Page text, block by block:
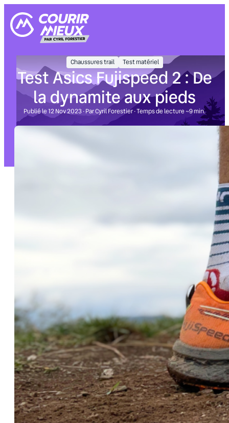
Aller
au
contenu
Chaussures trail Test matériel
Test Asics Fujispeed 2 : De
la dynamite aux pieds
Publié le 12 Nov 2023 · Par Cyril Forestier · Temps de lecture ~9 min.